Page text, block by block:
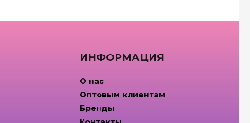
ИНФОРМАЦИЯ
О нас
Оптовым клиентам
Бренды